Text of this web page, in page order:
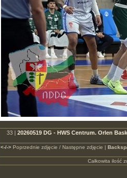
33 | 20260519 DG - HWS Centrum. Orlen
<-/->Poprzednie zdjęcie / Następne zdjęcie |
Całkowita ilość